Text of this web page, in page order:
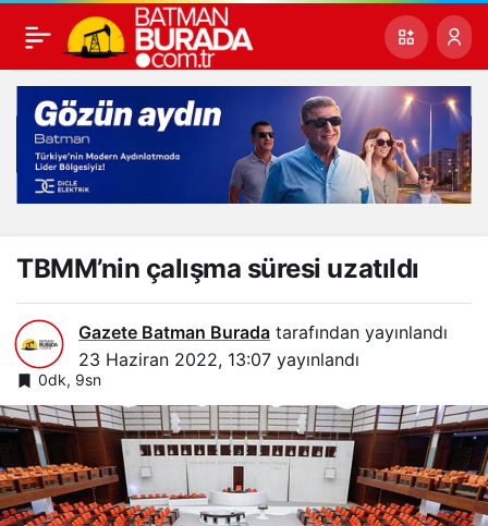
TBMM’nin çalışma süresi uzatıldı
Gazete Batman Burada tarafından yayınlandı
23 Haziran 2022, 13:07 yayınlandı
0dk, 9sn